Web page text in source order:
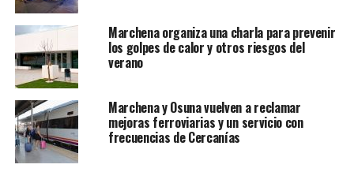
Marchena organiza una charla para prevenir
los golpes de calor y otros riesgos del
verano
Marchena y Osuna vuelven a reclamar
mejoras ferroviarias y un servicio con
frecuencias de Cercanías